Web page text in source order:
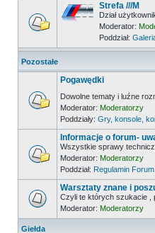
Strefa ///M
Dział
Moderator:
Poddział:
Pozostałe
Pogawędki
Dowolne tematy i luźne
Moderator: Moderatorzy
Poddziały: Gry, konsole,
Informacje o forum-
Wszystkie sprawy
Moderator: Moderatorzy
Poddział: Regulamin
Warsztaty znane i
Czyli te których szukacie ,
Moderator: Moderatorzy
Giełda